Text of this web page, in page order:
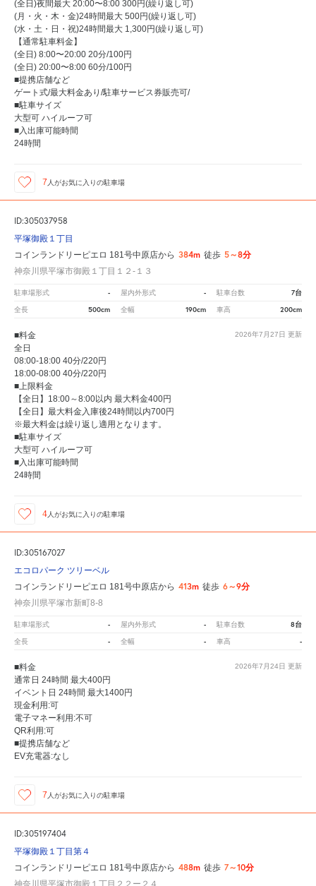
(全日)夜間最大 20:00〜8:00 300円(繰り返し可)
(月・火・木・金)24時間最大 500円(繰り返し可)
(水・土・日・祝)24時間最大 1,300円(繰り返し可)
【通常駐車料金】
(全日) 8:00〜20:00 20分/100円
(全日) 20:00〜8:00 60分/100円
■提携店舗など
ゲート式/最大料金あり/駐車サービス券販売可/
■駐車サイズ
大型可 ハイルーフ可
■入出庫可能時間
24時間
7 人がお気に入りの駐車場
ID:305037958
平塚御殿１丁目
コインランドリーピエロ 181号中原店から 384m 徒歩 5～8分
神奈川県平塚市御殿１丁目１２‐１３
駐車場形式 - 屋内外形式 - 駐車台数 7台
全長 500cm 全幅 190cm 車高 200cm
2026年7月27日 更新
■料金
全日
08:00-18:00 40分/220円
18:00-08:00 40分/220円
■上限料金
【全日】18:00～8:00以内 最大料金400円
【全日】最大料金入庫後24時間以内700円
※最大料金は繰り返し適用となります。
■駐車サイズ
大型可 ハイルーフ可
■入出庫可能時間
24時間
4人がお気に入りの駐車場
ID:305167027
エコロパーク ツリーベル
コインランドリーピエロ 181号中原店から 413m 徒歩 6～9分
神奈川県平塚市新町8-8
駐車場形式 - 屋内外形式 - 駐車台数 8台
全長 - 全幅 - 車高 -
2026年7月24日 更新
■料金
通常日 24時間 最大400円
イベント日 24時間 最大1400円
現金利用:可
電子マネー利用:不可
QR利用:可
■提携店舗など
EV充電器:なし
7 人がお気に入りの駐車場
ID:305197404
平塚御殿１丁目第４
コインランドリーピエロ 181号中原店から 488m 徒歩 7～10分